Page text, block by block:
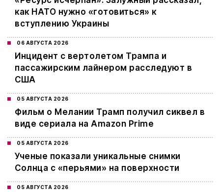
как НАТО нужно «готовиться» к
вступлению Украины
06 АВГУСТА 2026
Инцидент с вертолетом Трампа и
пассажирским лайнером расследуют в
США
05 АВГУСТА 2026
Фильм о Мелании Трамп получил сиквел в
виде сериала на Amazon Prime
05 АВГУСТА 2026
Ученые показали уникальные снимки
Солнца с «перьями» на поверхности
05 АВГУСТА 2026